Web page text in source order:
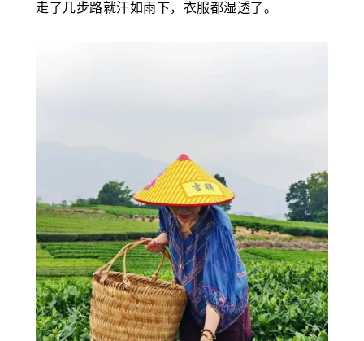
走了几步路就汗如雨下，衣服都湿透了。